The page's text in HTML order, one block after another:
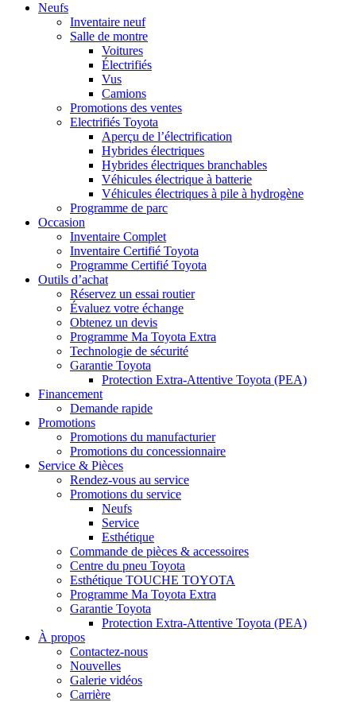
Neufs
Inventaire neuf
Salle de montre
Voitures
Électrifiés
Vus
Camions
Promotions des ventes
Electrifiés Toyota
Aperçu de l’électrification
Hybrides électriques
Hybrides électriques branchables
Véhicules électrique à batterie
Véhicules électriques à pile à hydrogène
Programme de parc
Occasion
Inventaire Complet
Inventaire Certifié Toyota
Programme Certifié Toyota
Outils d’achat
Réservez un essai routier
Évaluez votre échange
Obtenez un devis
Programme Ma Toyota Extra
Technologie de sécurité
Garantie Toyota
Protection Extra-Attentive Toyota (PEA)
Financement
Demande rapide
Promotions
Promotions du manufacturier
Promotions du concessionnaire
Service & Pièces
Rendez-vous au service
Promotions du service
Neufs
Service
Esthétique
Commande de pièces & accessoires
Centre du pneu Toyota
Esthétique TOUCHE TOYOTA
Programme Ma Toyota Extra
Garantie Toyota
Protection Extra-Attentive Toyota (PEA)
À propos
Contactez-nous
Nouvelles
Galerie vidéos
Carrière